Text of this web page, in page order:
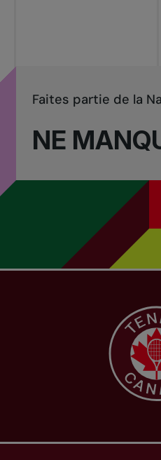
NE
Faites partie de la